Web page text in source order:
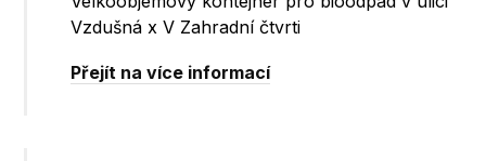
Vzdušná x V Zahradní čtvrti
Přejít na více informací